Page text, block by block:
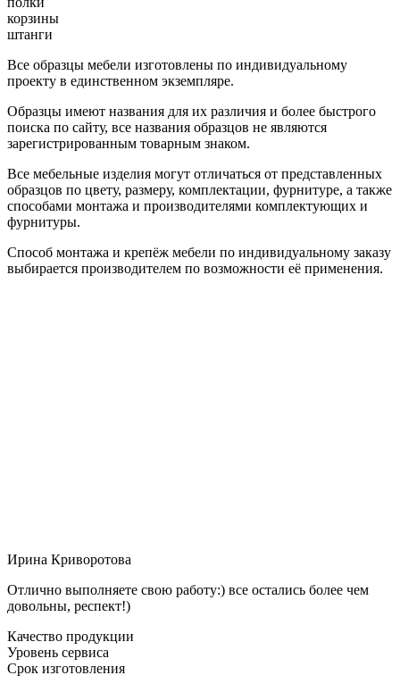
корзины
штанги
Все образцы мебели изготовлены по индивидуальному
проекту в единственном экземпляре.
Образцы имеют названия для их различия и более быстрого
поиска по сайту, все названия образцов не являются
зарегистрированным товарным знаком.
Все мебельные изделия могут отличаться от представленных
образцов по цвету, размеру, комплектации, фурнитуре, а также
способами монтажа и производителями комплектующих и
фурнитуры.
Способ монтажа и крепёж мебели по индивидуальному заказу
выбирается производителем по возможности её применения.
Ирина Криворотова
Отлично выполняете свою работу:) все остались более чем
довольны, респект!)
Качество продукции
Уровень сервиса
Срок изготовления